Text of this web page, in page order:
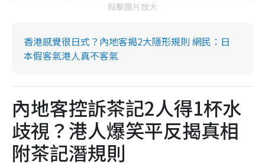
點擊圖片放大
香港感覺很日式？內地客揭2大隱形規則 網民：日
本假客氣港人真不客氣
內地客控訴茶記2人得1杯水
歧視？港人爆笑平反揭真相
附茶記潛規則